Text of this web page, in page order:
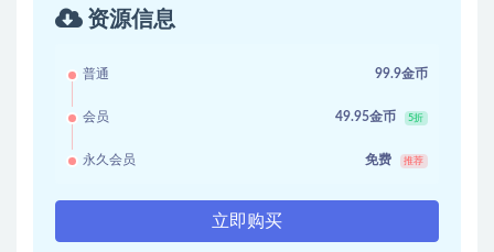
资源信息
普通 99.9金币
会员 49.95金币 5折
永久会员 免费 推荐
立即购买